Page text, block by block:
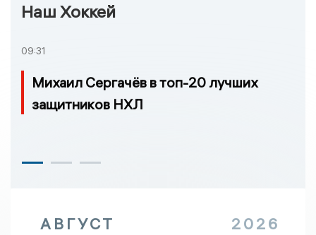
Наш Хоккей
09:31
Михаил Сергачёв в топ-20 лучших
защитников НХЛ
АВГУСТ 2026